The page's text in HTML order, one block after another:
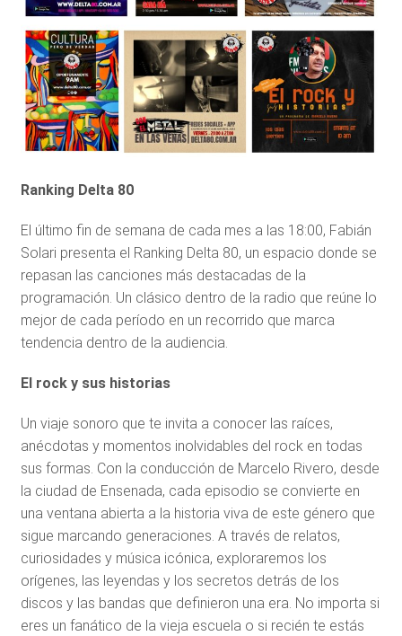
Ranking Delta 80
El último fin de semana de cada mes a las 18:00, Fabián
Solari presenta el Ranking Delta 80, un espacio donde se
repasan las canciones más destacadas de la
programación. Un clásico dentro de la radio que reúne lo
mejor de cada período en un recorrido que marca
tendencia dentro de la audiencia.
El rock y sus historias
Un viaje sonoro que te invita a conocer las raíces,
anécdotas y momentos inolvidables del rock en todas
sus formas. Con la conducción de Marcelo Rivero, desde
la ciudad de Ensenada, cada episodio se convierte en
una ventana abierta a la historia viva de este género que
sigue marcando generaciones. A través de relatos,
curiosidades y música icónica, exploraremos los
orígenes, las leyendas y los secretos detrás de los
discos y las bandas que definieron una era. No importa si
eres un fanático de la vieja escuela o si recién te estás